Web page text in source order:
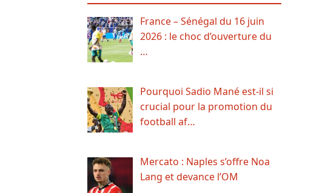
France – Sénégal du 16 juin
2026 : le choc d’ouverture du
…
Pourquoi Sadio Mané est-il si
crucial pour la promotion du
football af…
Mercato : Naples s’offre Noa
Lang et devance l’OM